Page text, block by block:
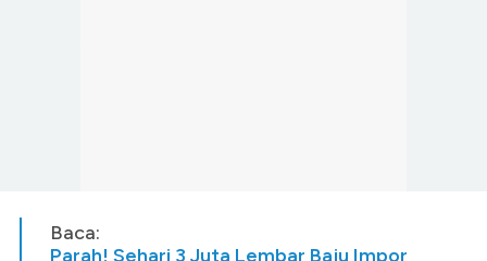
Baca:
Parah! Sehari 3 Juta Lembar Baju Impor